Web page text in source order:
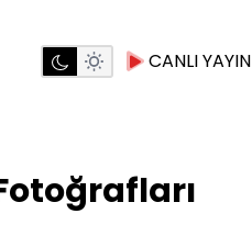
CANLI YAYIN